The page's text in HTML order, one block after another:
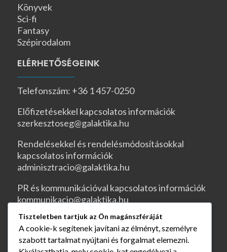
Könyvek
Sci-fi
Fantasy
Szépirodalom
ELÉRHETŐSÉGEINK
Telefonszám: +36 1 457-0250
Előfizetésekkel kapcsolatos információk
szerkesztoseg@galaktika.hu
Rendelésekkel és rendelésmódosításokkal
kapcsolatos információk
adminisztracio@galaktika.hu
PR és kommunikációval kapcsolatos információk
kommunikacio@galaktika.hu
JOGI OLDALAK
ÁSZF
Tiszteletben tartjuk az Ön magánszféráját
A cookie-k segítenek javítani az élményt, személyre
szabott tartalmat nyújtani és forgalmat elemezni.